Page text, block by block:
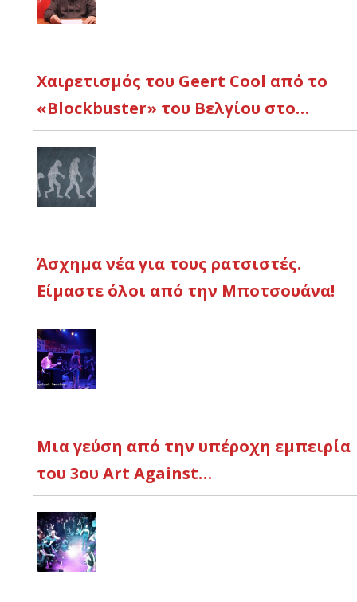
Χαιρετισμός του Geert Cool από το
«Blockbuster» του Βελγίου στο…
Άσχημα νέα για τους ρατσιστές.
Είμαστε όλοι από την Μποτσουάνα!
Μια γεύση από την υπέροχη εμπειρία
του 3ου Art Against…